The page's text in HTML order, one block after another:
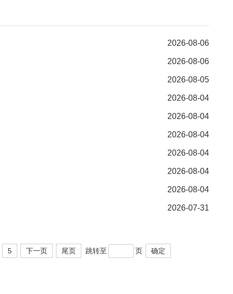
2026-08-06
2026-08-06
2026-08-05
2026-08-04
2026-08-04
2026-08-04
2026-08-04
2026-08-04
2026-08-04
2026-07-31
5 下一页 尾页 跳转至 页 确定